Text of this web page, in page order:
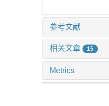
参考文献
相关文章 15
Metrics